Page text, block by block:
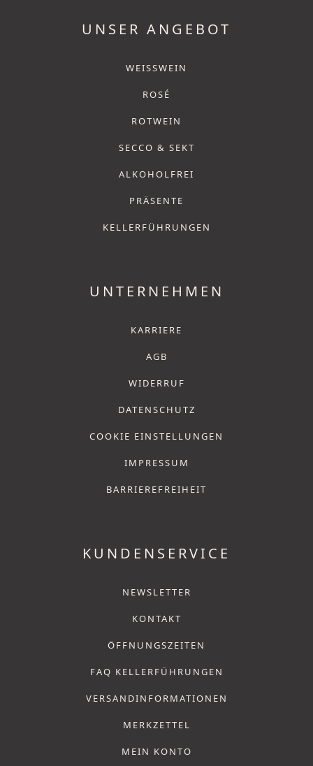
UNSER ANGEBOT
WEISSWEIN
ROSÉ
ROTWEIN
SECCO & SEKT
ALKOHOLFREI
PRÄSENTE
KELLERFÜHRUNGEN
UNTERNEHMEN
KARRIERE
AGB
WIDERRUF
DATENSCHUTZ
COOKIE EINSTELLUNGEN
IMPRESSUM
BARRIEREFREIHEIT
KUNDENSERVICE
NEWSLETTER
KONTAKT
ÖFFNUNGSZEITEN
FAQ KELLERFÜHRUNGEN
VERSANDINFORMATIONEN
MERKZETTEL
MEIN KONTO